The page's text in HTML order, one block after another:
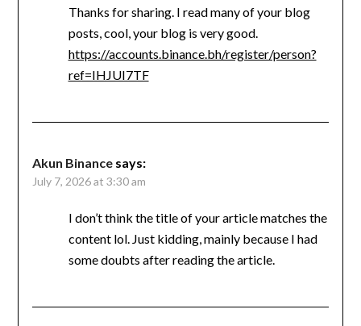
Thanks for sharing. I read many of your blog
posts, cool, your blog is very good.
https://accounts.binance.bh/register/person?
ref=IHJUI7TF
Akun Binance says:
July 7, 2026 at 3:30 am
I don’t think the title of your article matches the
content lol. Just kidding, mainly because I had
some doubts after reading the article.